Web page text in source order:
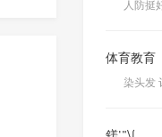
人防挺
体育教育
染头发